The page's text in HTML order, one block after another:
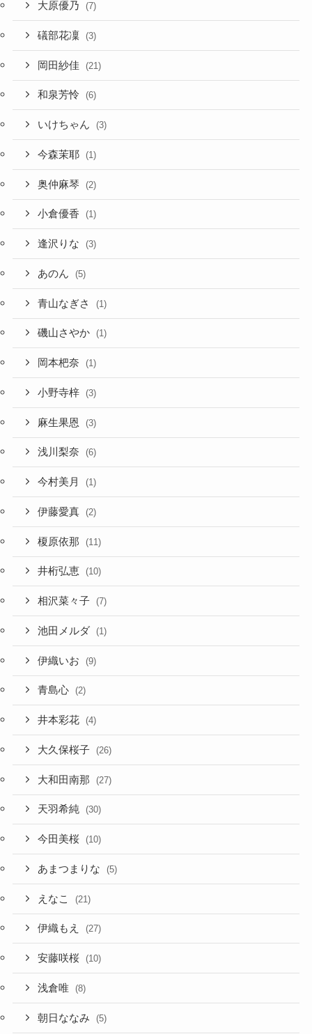
大原優乃 (7)
礒部花凜 (3)
岡田紗佳 (21)
和泉芳怜 (6)
いけちゃん (3)
今森茉耶 (1)
奥仲麻琴 (2)
小倉優香 (1)
逢沢りな (3)
あのん (5)
青山なぎさ (1)
磯山さやか (1)
岡本杷奈 (1)
小野寺梓 (3)
麻生果恩 (3)
浅川梨奈 (6)
今村美月 (1)
伊藤愛真 (2)
榎原依那 (11)
井桁弘恵 (10)
相沢菜々子 (7)
池田メルダ (1)
伊織いお (9)
青島心 (2)
井本彩花 (4)
大久保桜子 (26)
大和田南那 (27)
天羽希純 (30)
今田美桜 (10)
あまつまりな (5)
えなこ (21)
伊織もえ (27)
安藤咲桜 (10)
浅倉唯 (8)
朝日ななみ (5)